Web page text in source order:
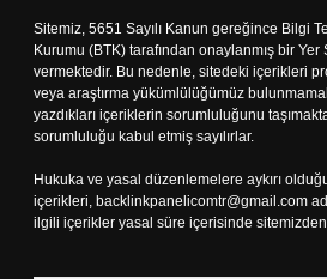
Sitemiz, 5651 Sayılı Kanun gereğince Bilgi
Kurumu (BTK) tarafından onaylanmış bir Yer
vermektedir. Bu nedenle, sitedeki içerikleri
veya araştırma yükümlülüğümüz
yazdıkları içeriklerin sorumluluğunu
sorumluluğu kabul etmiş sayılırlar.
Hukuka ve yasal düzenlemelere aykırı
içerikleri, backlinkpanelicomtr@gmail.com
ilgili içerikler yasal süre içerisinde sitemizden